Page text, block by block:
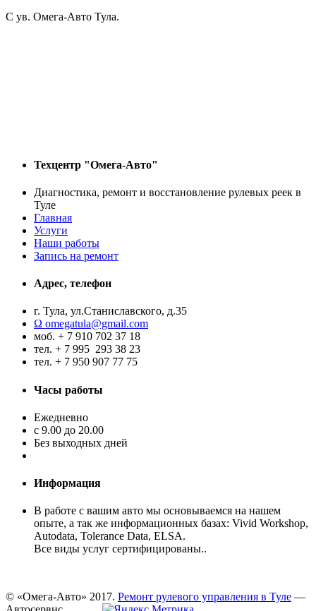
С ув. Омега-Авто Тула.
Техцентр "Омега-Авто"
Диагностика, ремонт и восстановление рулевых реек в
Туле
Главная
Услуги
Наши работы
Запись на ремонт
Адрес, телефон
г. Тула, ул.Станиславского, д.35
Ω omegatula@gmail.com
моб. + 7 910 702 37 18
тел. + 7 995 293 38 23
тел. + 7 950 907 77 75
Часы работы
Ежедневно
с 9.00 до 20.00
Без выходных дней
Информация
В работе с вашим авто мы основываемся на нашем
опыте, а так же информационных базах: Vivid Workshop,
Autodata, Tolerance Data, ELSA.
Все виды услуг сертифицированы..
© «Омега-Авто» 2017. Ремонт рулевого управления в Туле —